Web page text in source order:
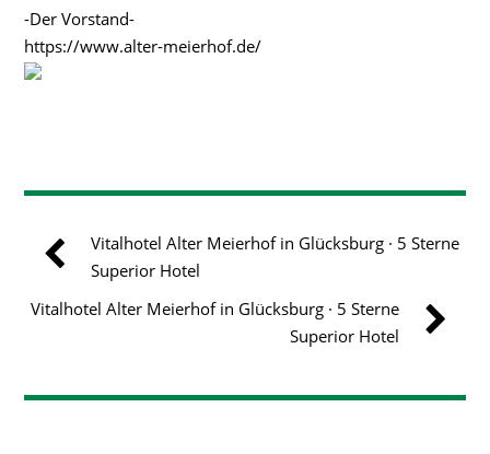
-Der Vorstand-
https://www.alter-meierhof.de/
Vitalhotel Alter Meierhof in Glücksburg · 5 Sterne
Superior Hotel
Vitalhotel Alter Meierhof in Glücksburg · 5 Sterne
Superior Hotel